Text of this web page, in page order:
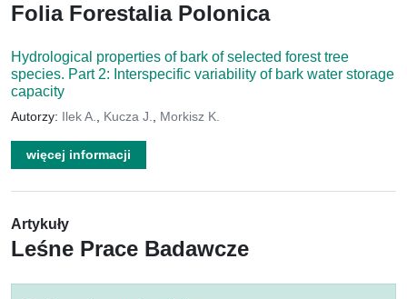
Folia Forestalia Polonica
Hydrological properties of bark of selected forest tree
species. Part 2: Interspecific variability of bark water storage
capacity
Autorzy: Ilek A. Kucza J. Morkisz K.
więcej informacji
Artykuły
Leśne Prace Badawcze